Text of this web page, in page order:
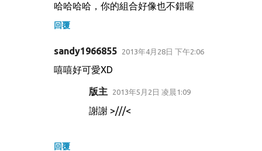
哈哈哈哈，你的組合好像也不錯喔
回覆
sandy1966855 2013年4月28日 下午2:06
嘻嘻好可愛XD
回覆
版主 2013年5月2日 凌晨1:09
謝謝 >///<